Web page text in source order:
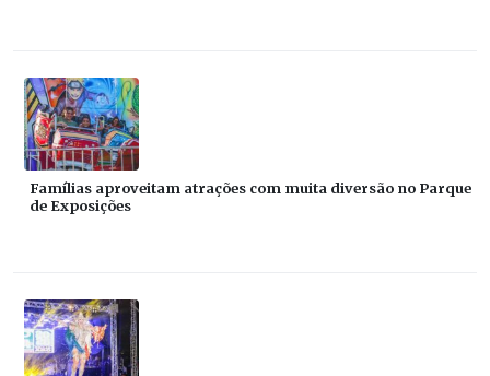
Famílias aproveitam atrações com muita diversão no Parque
de Exposições